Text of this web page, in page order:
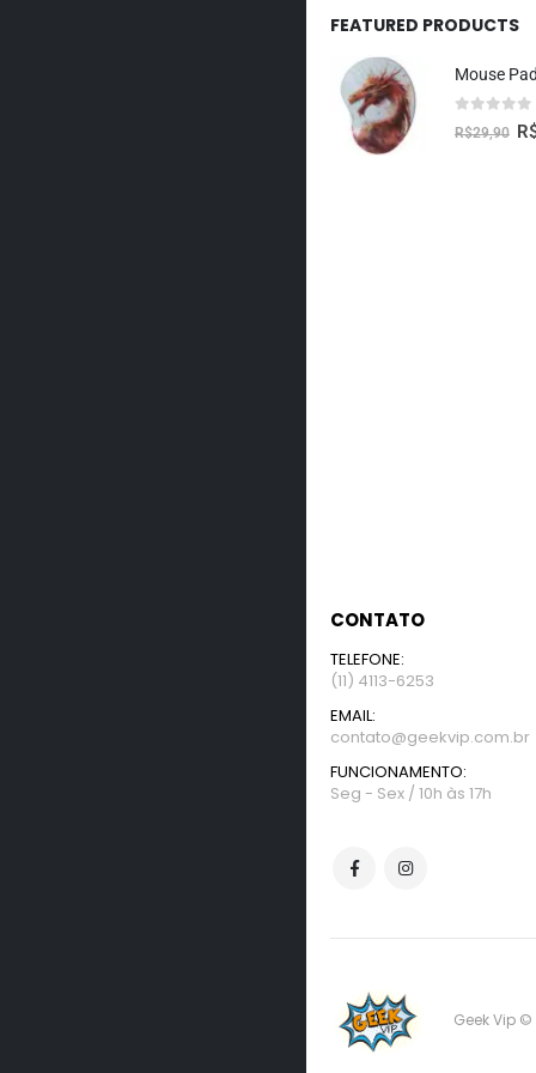
FEATURED PRODUCTS
fora de 5
R$29,90
CONTATO
TELEFONE:
(11) 4113-6253
EMAIL:
contato@geekvip.com.br
FUNCIONAMENTO:
Seg - Sex / 10h às 17h
Geek Vip ©